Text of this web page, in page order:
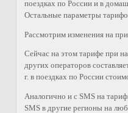
поездках по России и в
Остальные параметры
Рассмотрим изменения на
Сейчас на этом тарифе при
других операторов
г. в поездках по России
Аналогично и с SMS на
SMS в другие регионы на